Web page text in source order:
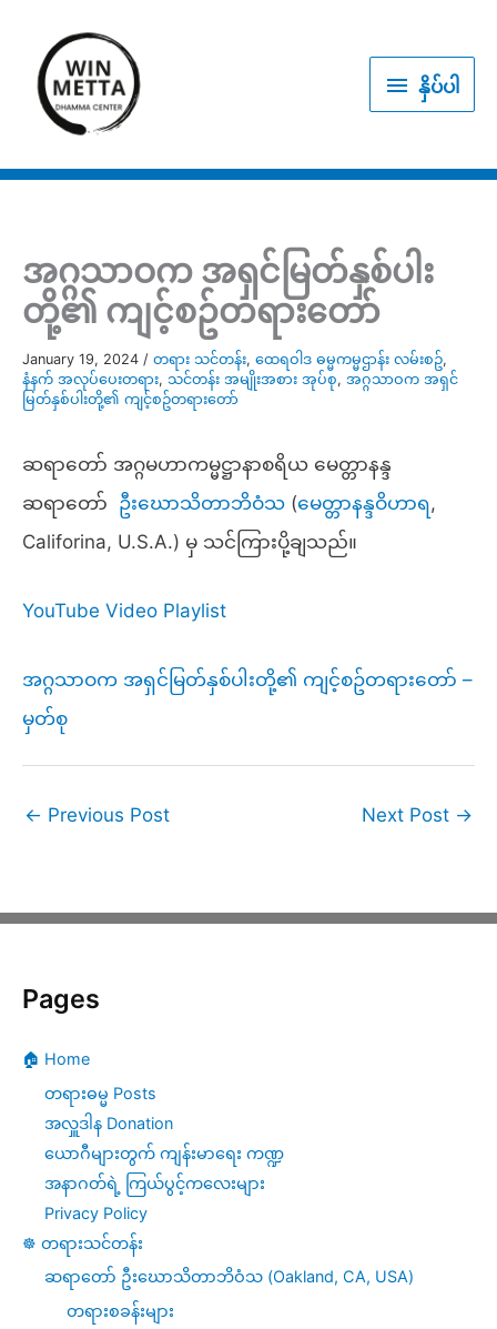
content
နှိပ် နှိပ်ပါ
အဂ္ဂသာဝက အရှင်မြတ်နှစ်ပါး
တို့၏ ကျင့်စဥ်တရားတော်
January 19, 2024 / တရား သင်တန်း, ထေရဝါဒ ဓမ္မကမ္မဌာန်း လမ်းစဥ်,
နံနက် အလုပ်ပေးတရား, သင်တန်း အမျိုးအစား အုပ်စု, အဂ္ဂသာဝက အရှင်
မြတ်နှစ်ပါးတို့၏ ကျင့်စဥ်တရားတော်
ဆရာတော် အဂ္ဂမဟာကမ္မဋ္ဌာနာစရိယ မေတ္တာနန္ဒ
ဆရာတော် ဦးဃောသိတာဘိဝံသ (မေတ္တာနန္ဒဝိဟာရ,
Califorina, U.S.A.) မှ သင်ကြားပို့ချသည်။
YouTube Video Playlist
အဂ္ဂသာဝက အရှင်မြတ်နှစ်ပါးတို့၏ ကျင့်စဥ်တရားတော် –
မှတ်စု
← Previous Post Next Post →
Pages
🏠 Home
တရားဓမ္မ Posts
အလှူဒါန Donation
ယောဂီများတွက် ကျန်းမာရေး ကဏ္ဍ
အနာဂတ်ရဲ့ ကြယ်ပွင့်ကလေးများ
Privacy Policy
☸️ တရားသင်တန်း
ဆရာတော် ဦးဃောသိတာဘိဝံသ (Oakland, CA, USA)
တရားစခန်းများ